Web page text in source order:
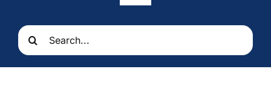
Наши отношения
Search
for: